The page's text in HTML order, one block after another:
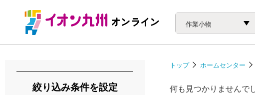
作業小物
絞り込み条件を設定
トップ ホームセンター
何も見つかりませんで